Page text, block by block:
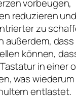
vorbeugen,
reduzieren
zu
außerdem,
können,
in einer
was wiederum
entlastet.